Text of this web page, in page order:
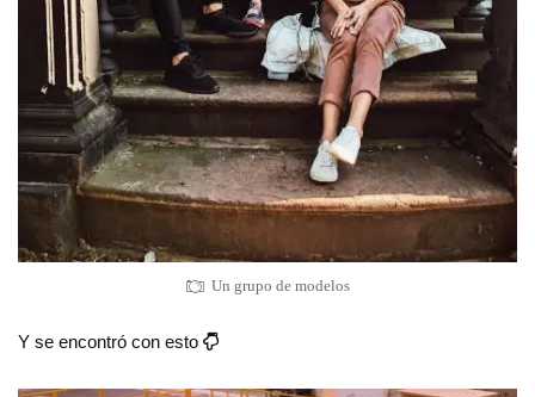
Un grupo de modelos
Y se encontró con esto